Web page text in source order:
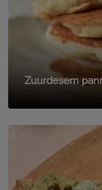
Zuurdesem